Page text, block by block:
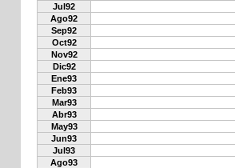
Jul92
Ago92
Sep92
Oct92
Nov92
Dic92
Ene93
Feb93
Mar93
Abr93
May93
Jun93
Jul93
Ago93